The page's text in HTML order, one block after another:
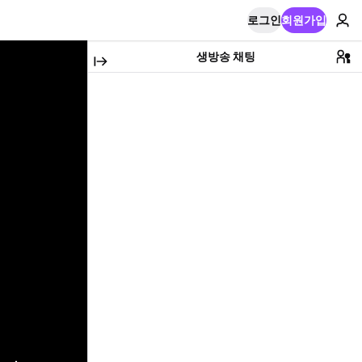
로그인회원가입
생방송 채팅